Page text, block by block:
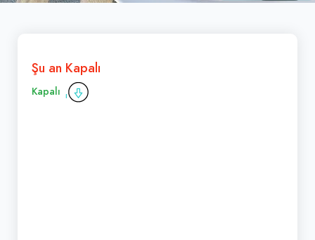
Şu an Kapalı
Kapalı